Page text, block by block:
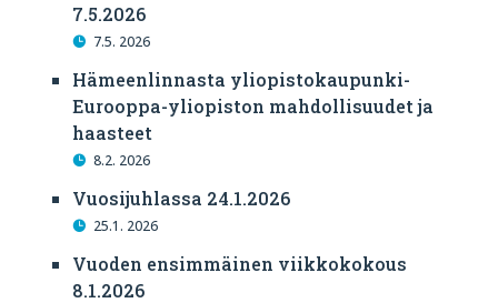
7.5.2026
7.5. 2026
Hämeenlinnasta yliopistokaupunki-
Eurooppa-yliopiston mahdollisuudet ja
haasteet
8.2. 2026
Vuosijuhlassa 24.1.2026
25.1. 2026
Vuoden ensimmäinen viikkokokous
8.1.2026